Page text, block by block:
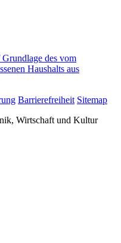
des vom
Haushalts aus
Barrierefreiheit Sitemap
Wirtschaft und Kultur